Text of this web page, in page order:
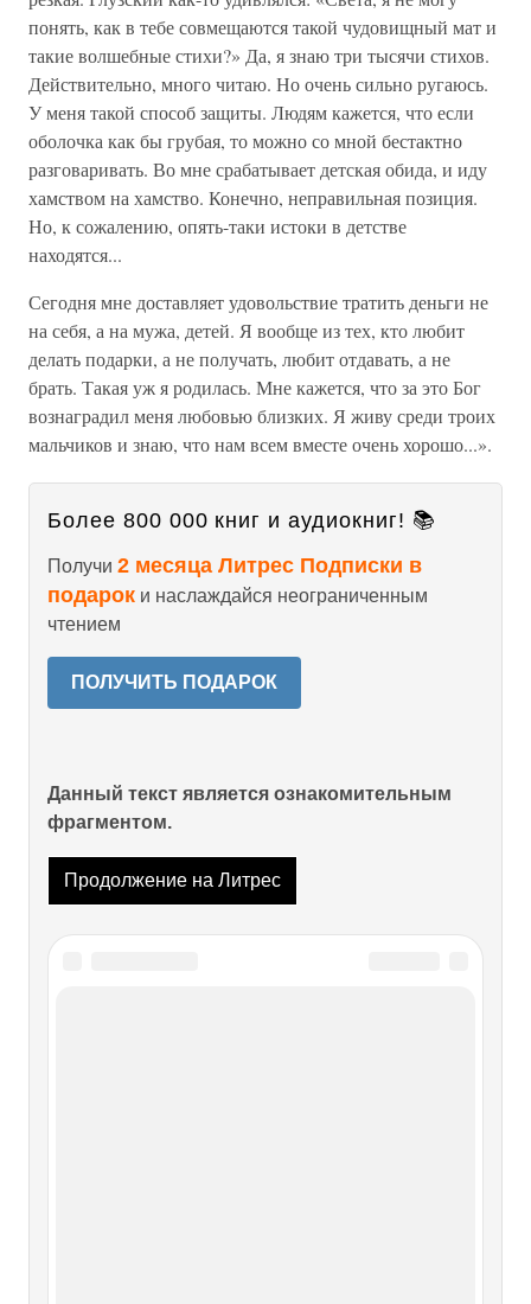
понять, как в тебе совмещаются такой чудовищный мат и
такие волшебные стихи?» Да, я знаю три тысячи стихов.
Действительно, много читаю. Но очень сильно ругаюсь.
У меня такой способ защиты. Людям кажется, что если
оболочка как бы грубая, то можно со мной бестактно
разговаривать. Во мне срабатывает детская обида, и иду
хамством на хамство. Конечно, неправильная позиция.
Но, к сожалению, опять-таки истоки в детстве
находятся...
Сегодня мне доставляет удовольствие тратить деньги не
на себя, а на мужа, детей. Я вообще из тех, кто любит
делать подарки, а не получать, любит отдавать, а не
брать. Такая уж я родилась. Мне кажется, что за это Бог
вознаградил меня любовью близких. Я живу среди троих
мальчиков и знаю, что нам всем вместе очень хорошо...».
Более 800 000 книг и аудиокниг! 📚
Получи 2 месяца Литрес Подписки в
подарок и наслаждайся неограниченным
чтением
ПОЛУЧИТЬ ПОДАРОК
Данный текст является ознакомительным
фрагментом.
Продолжение на Литрес